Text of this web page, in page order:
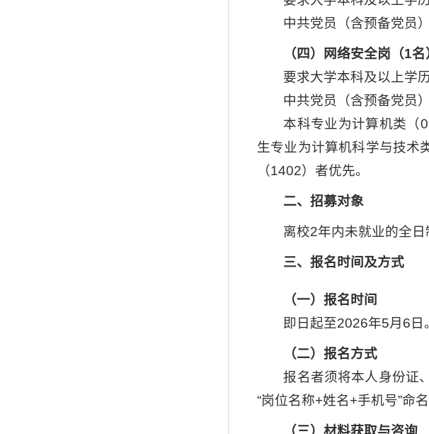
中共党员（含预备党员）
（四）网络安全岗（1名
要求大学本科及以上学
中共党员（含预备党员）
本科专业为计算机类（
生专业为计算机科学与技术
（1402）者优先。
二、招募对象
离校2年内未就业的全日
三、报名时间及方式
（一）报名时间
即日起至2026年5月6日
（二）报名方式
报名者须将本人身份证
“岗位名称+姓名+手机号”命
（三）材料获取与咨询